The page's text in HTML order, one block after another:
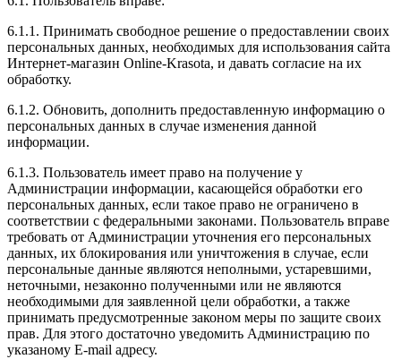
6.1.1. Принимать свободное решение о предоставлении своих
персональных данных, необходимых для использования сайта
Интернет-магазин Online-Krasota, и давать согласие на их
обработку.
6.1.2. Обновить, дополнить предоставленную информацию о
персональных данных в случае изменения данной
информации.
6.1.3. Пользователь имеет право на получение у
Администрации информации, касающейся обработки его
персональных данных, если такое право не ограничено в
соответствии с федеральными законами. Пользователь вправе
требовать от Администрации уточнения его персональных
данных, их блокирования или уничтожения в случае, если
персональные данные являются неполными, устаревшими,
неточными, незаконно полученными или не являются
необходимыми для заявленной цели обработки, а также
принимать предусмотренные законом меры по защите своих
прав. Для этого достаточно уведомить Администрацию по
указаному E-mail адресу.